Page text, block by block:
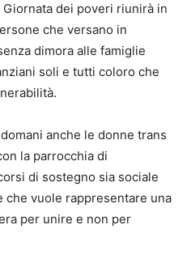
dei poveri riunirà in
che versano in
dimora alle famiglie
soli e tutti coloro che
anche le donne trans
la parrocchia di
di sostegno sia sociale
che vuole rappresentare una
per unire e non per